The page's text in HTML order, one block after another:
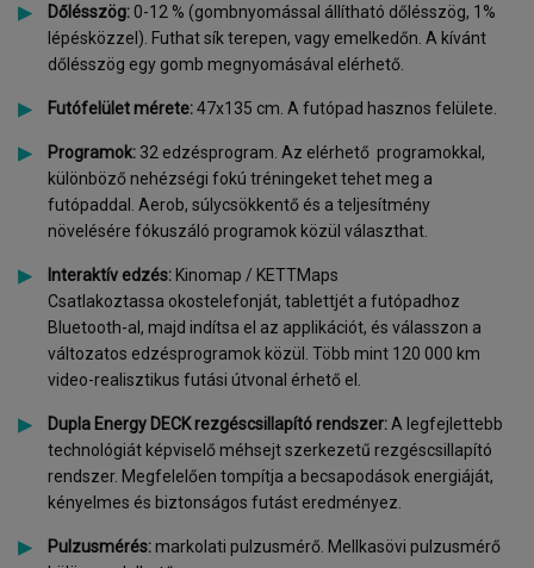
Dőlésszög:0-12 % (gombnyomással állítható dőlésszög, 1%
lépésközzel). Futhat sík terepen, vagy emelkedőn. A kívánt
dőlésszög egy gomb megnyomásával elérhető.
Futófelület mérete:47x135 cm. A futópad hasznos felülete.
Programok: 32 edzésprogram. Az elérhető programokkal,
különböző nehézségi fokú tréningeket tehet meg a
futópaddal. Aerob, súlycsökkentő és a teljesítmény
növelésére fókuszáló programok közül választhat.
Interaktív edzés: Kinomap / KETTMaps
Csatlakoztassa okostelefonját, tablettjét a futópadhoz
Bluetooth-al, majd indítsa el az applikációt, és válasszon a
változatos edzésprogramok közül. Több mint 120 000 km
video-realisztikus futási útvonal érhető el.
Dupla Energy DECK rezgéscsillapító rendszer:A legfejlettebb
technológiát képviselő méhsejt szerkezetű rezgéscsillapító
rendszer. Megfelelően tompítja a becsapodások energiáját,
kényelmes és biztonságos futást eredményez.
Pulzusmérés:markolati pulzusmérő. Mellkasövi pulzusmérő